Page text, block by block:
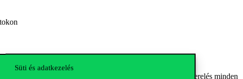
Süti és adatkezelés
ugyan fertőzött emberekkel, de a megfelelő védőfelszerelés minden